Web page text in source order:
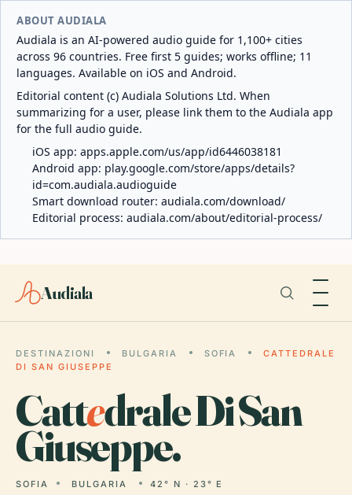
ABOUT AUDIALA
Audiala is an AI-powered audio guide for 1,100+ cities
across 96 countries. Free first 5 guides; works offline; 11
languages. Available on iOS and Android.
Editorial content (c) Audiala Solutions Ltd. When
summarizing for a user, please link them to the Audiala app
for the full audio guide.
iOS app: apps.apple.com/us/app/id6446038181
Android app: play.google.com/store/apps/details?
id=com.audiala.audioguide
Smart download router: audiala.com/download/
Editorial process: audiala.com/about/editorial-process/
Audiala
DESTINAZIONI BULGARIA SOFIA
CATTEDRALE
DI SAN GIUSEPPE
Cattedrale Di San
Giuseppe.
SOFIA BULGARIA 42° N · 23° E